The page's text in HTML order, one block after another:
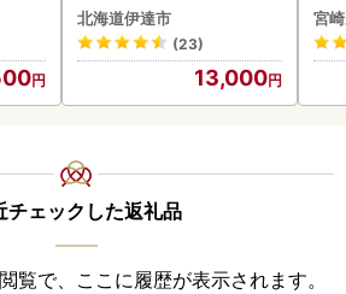
200g 10パック 計2kg
北海道伊達市
(23)
13,000
宮
チェックした返礼品
覧で、ここに履歴が表示されます。